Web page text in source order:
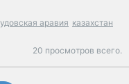
аравия казахстан
20 просмотров всего.